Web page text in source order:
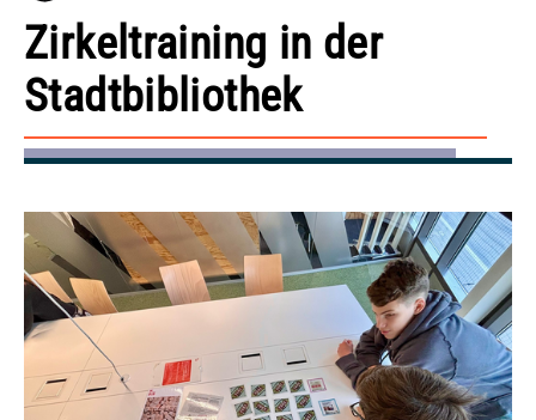
Zirkeltraining in der
Stadtbibliothek